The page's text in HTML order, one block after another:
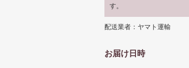
す。
配送業者：ヤマト運輸
お届け日時